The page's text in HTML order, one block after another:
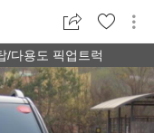
/다용도 픽업트럭